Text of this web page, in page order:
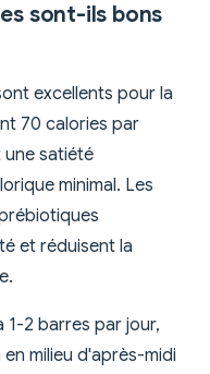
sont-ils bons
excellents pour la
70 calories par
satiété
minimal. Les
et réduisent la
1-2 barres par jour,
milieu d'après-midi